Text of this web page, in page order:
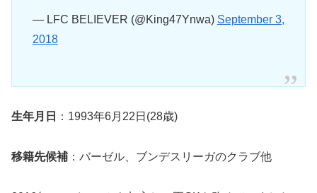
— LFC BELIEVER (@King47Ynwa) September 3,
2018
生年月日 ：1993年6月22日(28歳)
移籍先候補 ：バーゼル、ブンデスリーガのクラブ他